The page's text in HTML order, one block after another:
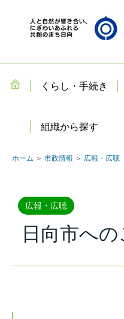
くらし・手続き
組織から探す
ホーム ＞ 市政情報 ＞ 広報・広聴
広報・広聴
日向市へ